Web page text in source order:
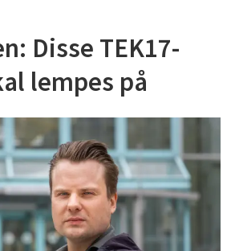
Disse TEK17-
lempes på